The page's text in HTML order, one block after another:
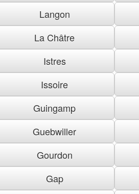
Langon
La Châtre
Istres
Issoire
Guingamp
Guebwiller
Gourdon
Gap